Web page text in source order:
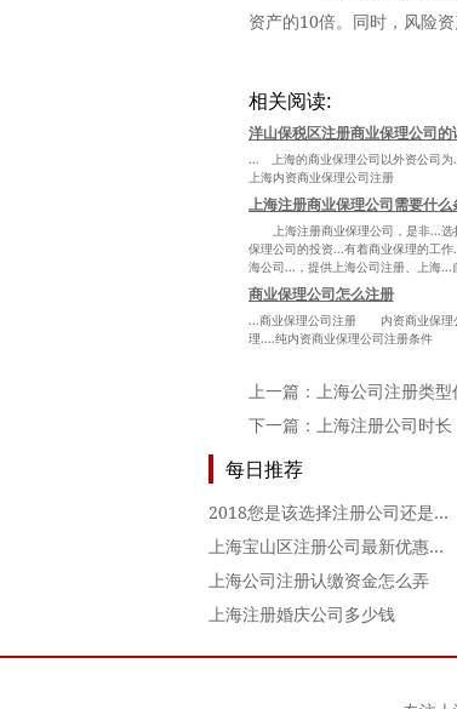
资产的10倍。同时，风险
相关阅读:
洋山保税区注册商业保理公司的
... 上海的商业保理公司以外资公司为
上海内资商业保理公司注册
上海注册商业保理公司需要什么
上海注册商业保理公司，是非...选
保理公司的投资...有着商业保理的工
海公司...，提供上海公司注册、上海
商业保理公司怎么注册
...商业保理公司注册 内资商业保理
理....纯内资商业保理公司注册条件
上一篇： 上海公司注册类
下一篇： 上海注册公司时长
每日推荐
2018您是该选择注册公司还是收购转让公司呢
上海宝山区注册公司最新优惠政策
上海公司注册认缴资金怎么弄
上海注册婚庆公司多少钱